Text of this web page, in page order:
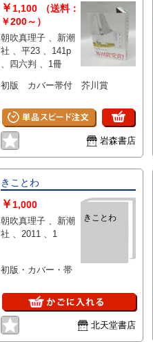
￥ 1,100
（送料：
￥200～）
朝吹真理子 、新潮
社 、平23 、141p
、四六判 、1冊
初版 カバー帯付 芥川賞
岩森書店
きことわ
きことわ
￥ 1,000
朝吹真理子 、新潮
社 、2011 、1
初版・カバー・帯
北天堂書店